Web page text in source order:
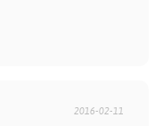
2016-02-11